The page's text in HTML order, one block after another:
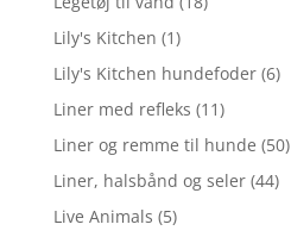
Lily's Kitchen (1)
Lily's Kitchen hundefoder (6)
Liner med refleks (11)
Liner og remme til hunde (50)
Liner, halsbånd og seler (44)
Live Animals (5)